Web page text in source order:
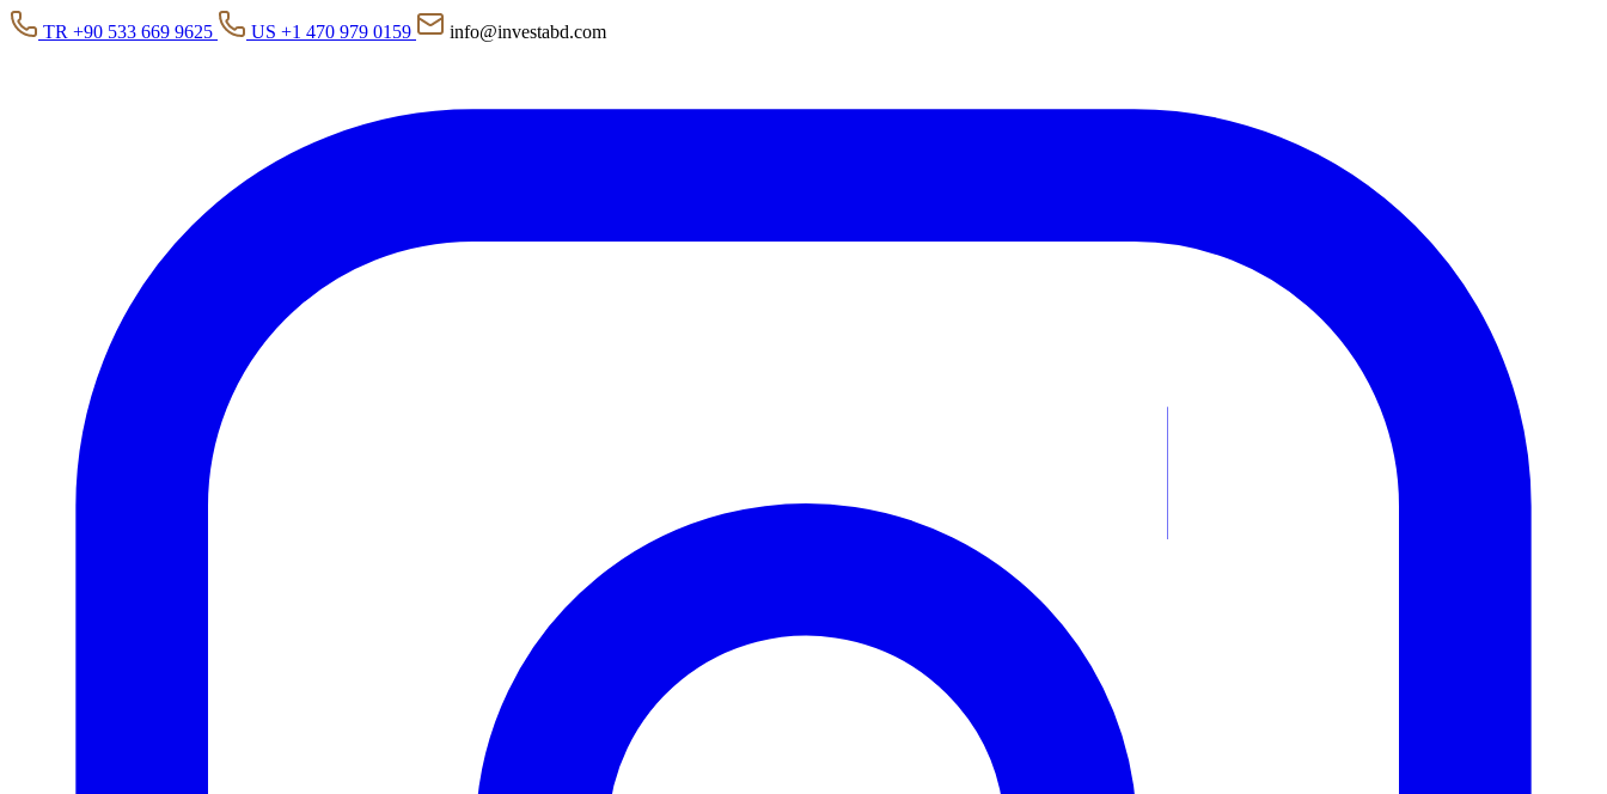
TR +90 533 669 9625 US +1 470 979 0159 info@investabd.com